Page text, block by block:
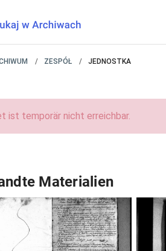
ZESPÓŁ JEDNOSTKA
ist temporär nicht erreichbar.
Materialien